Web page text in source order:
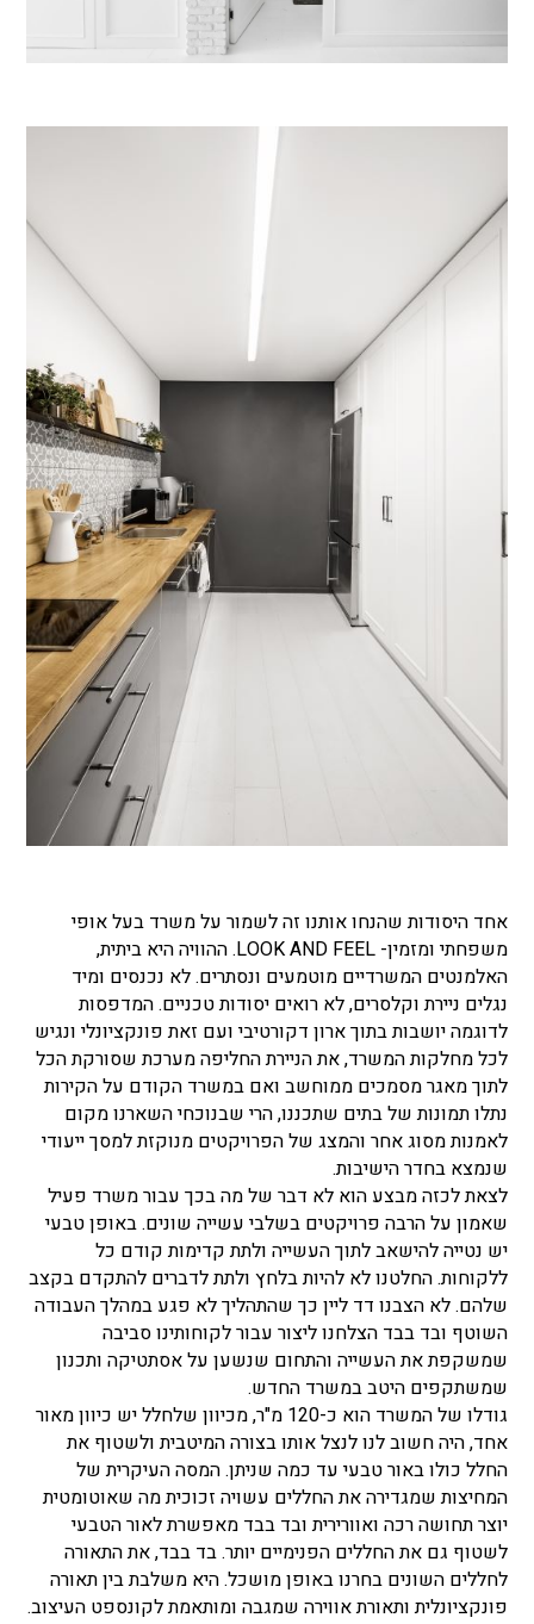
אחד היסודות שהנחו אותנו זה לשמור על משרד בעל אופי
משפחתי ומזמין- LOOK AND FEEL. ההוויה היא ביתית,
האלמנטים המשרדיים מוטמעים ונסתרים. לא נכנסים ומיד
נגלים ניירת וקלסרים, לא רואים יסודות טכניים. המדפסות
לדוגמה יושבות בתוך ארון דקורטיבי ועם זאת פונקציונלי ונגיש
לכל מחלקות המשרד, את הניירת החליפה מערכת שסורקת הכל
לתוך מאגר מסמכים ממוחשב ואם במשרד הקודם על הקירות
נתלו תמונות של בתים שתכננו, הרי שבנוכחי השארנו מקום
לאמנות מסוג אחר והמצג של הפרויקטים מנוקזת למסך ייעודי
שנמצא בחדר הישיבות.
לצאת לכזה מבצע הוא לא דבר של מה בכך עבור משרד פעיל
שאמון על הרבה פרויקטים בשלבי עשייה שונים. באופן טבעי
יש נטייה להישאב לתוך העשייה ולתת קדימות קודם כל
ללקוחות. החלטנו לא להיות בלחץ ולתת לדברים להתקדם בקצב
שלהם. לא הצבנו דד ליין כך שהתהליך לא פגע במהלך העבודה
השוטף ובד בבד הצלחנו ליצור עבור לקוחותינו סביבה
שמשקפת את העשייה והתחום שנשען על אסתטיקה ותכנון
שמשתקפים היטב במשרד החדש.
גודלו של המשרד הוא כ-120 מ"ר, מכיוון שלחלל יש כיוון מאור
אחד, היה חשוב לנו לנצל אותו בצורה המיטבית ולשטוף את
החלל כולו באור טבעי עד כמה שניתן. המסה העיקרית של
המחיצות שמגדירה את החללים עשויה זכוכית מה שאוטומטית
יוצר תחושה רכה ואוורירית ובד בבד מאפשרת לאור הטבעי
לשטוף גם את החללים הפנימיים יותר. בד בבד, את התאורה
לחללים השונים בחרנו באופן מושכל. היא משלבת בין תאורה
פונקציונלית ותאורת אווירה שמגבה ומותאמת לקונספט העיצוב.